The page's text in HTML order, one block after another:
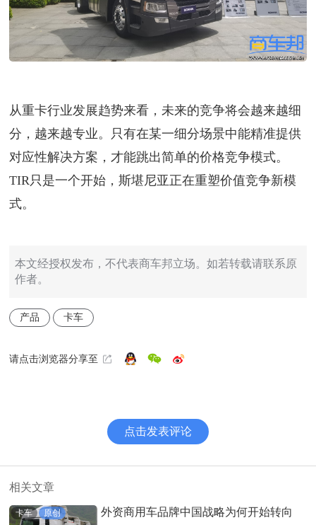
从重卡行业发展趋势来看，未来的竞争将会越来越细
分，越来越专业。只有在某一细分场景中能精准提供
对应性解决方案，才能跳出简单的价格竞争模式。
TIR只是一个开始，斯堪尼亚正在重塑价值竞争新模
式。
本文经授权发布，不代表商车邦立场。如若转载请联系原
作者。
产品 卡车
请点击浏览器分享至
点击发表评论
相关文章
卡车 原创 外资商用车品牌中国战略为何开始转向